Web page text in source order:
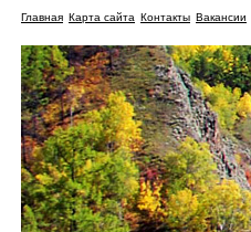
Главная Карта сайта Контакты Вакансии